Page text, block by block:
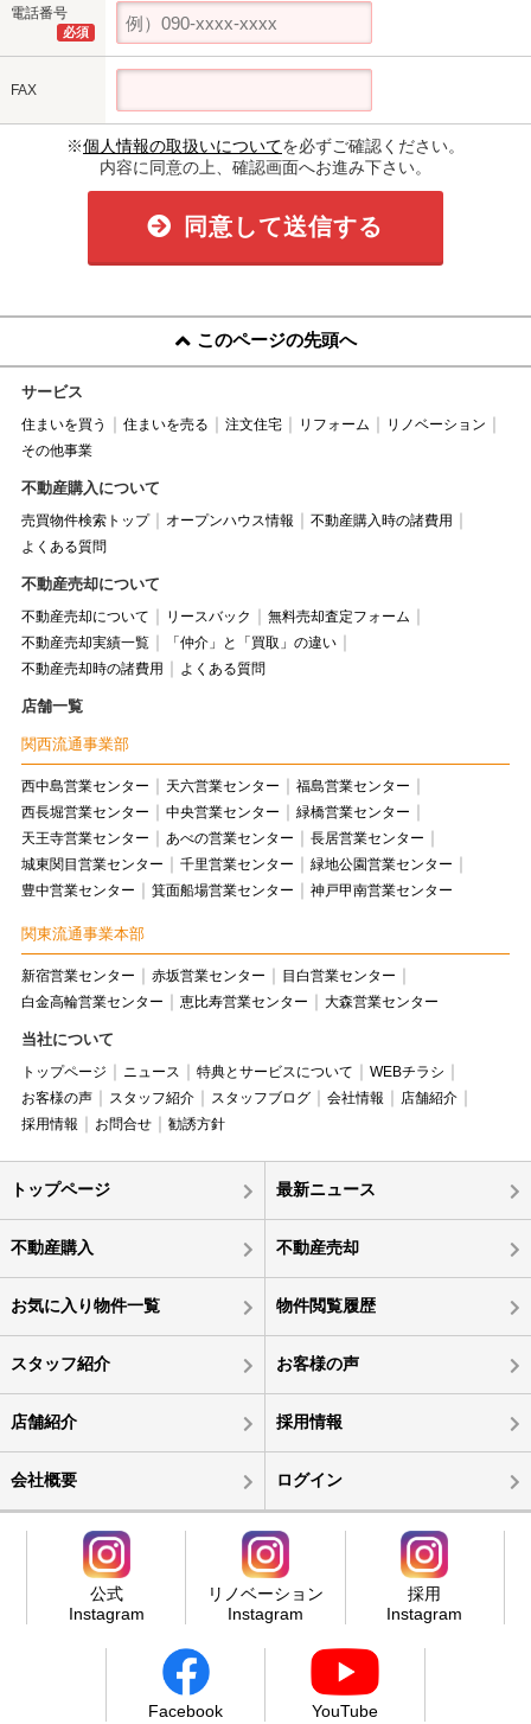
電話番号
必須
FAX
※個人情報の取扱いについてを必ずご確認ください。
内容に同意の上、確認画面へお進み下さい。
同意して送信する
このページの先頭へ
サービス
住まいを買う 住まいを売る 注文住宅 リフォーム
リノベーション
その他事業
不動産購入について
売買物件検索トップ オープンハウス情報
不動産購入時の諸費用
よくある質問
不動産売却について
不動産売却について リースバック
無料売却査定フォーム
不動産売却実績一覧
「仲介」と「買取」の違い
不動産売却時の諸費用
よくある質問
店舗一覧
関西流通事業部
西中島営業センター 天六営業センター
福島営業センター
西長堀営業センター
中央営業センター
緑橋営業センター
天王寺営業センター
あべの営業センター
長居営業センター
城東関目営業センター
千里営業センター
緑地公園営業センター
豊中営業センター
箕面船場営業センター 神戸甲南営業センター
関東流通事業本部
新宿営業センター 赤坂営業センター
目白営業センター
白金高輪営業センター
恵比寿営業センター 大森営業センター
当社について
トップページ ニュース 特典とサービスについて
WEBチラシ
お客様の声
スタッフ紹介 スタッフブログ 会社情報
店舗紹介
採用情報
お問合せ 勧誘方針
トップページ 最新ニュース
不動産購入 不動産売却
お気に入り物件一覧 物件閲覧履歴
スタッフ紹介 お客様の声
店舗紹介 採用情報
会社概要 ログイン
公式
Instagram
リノベーション
Instagram
採用
Instagram
Facebook YouTube